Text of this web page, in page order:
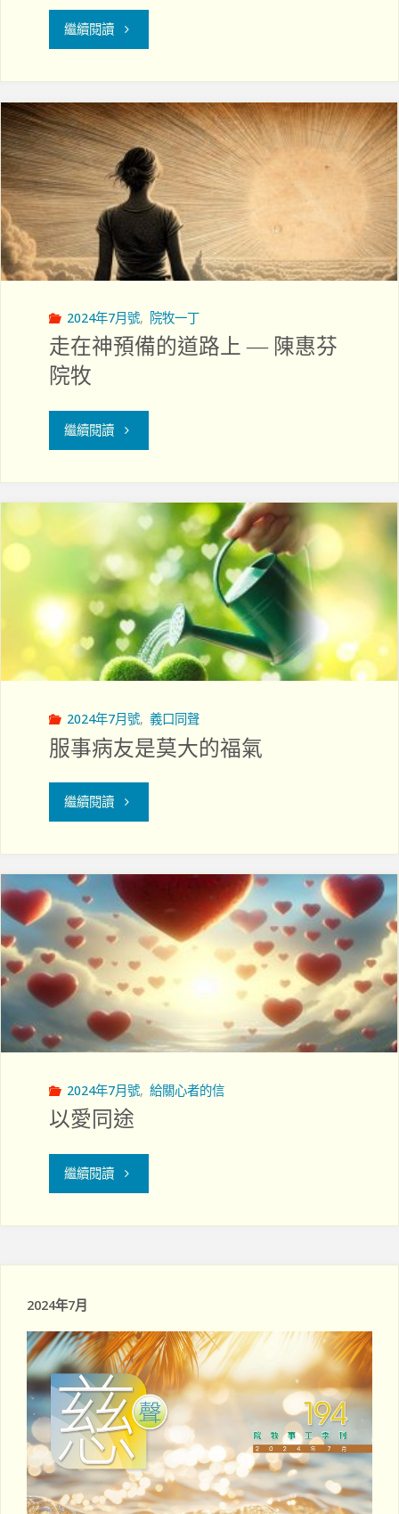
作"
繼續閱讀"第
屆
「心
靈
關
顧
床
導
證
課
程」"
2024年7月號, 院牧一丁
走在神預備的道路上 — 陳惠芬
院牧
繼續閱讀"走
神
預
備
的
道
上
陳
芬
院
牧"
2024年7月號, 義口同聲
服事病友是莫大的福氣
繼續閱讀"服
病
友
莫
大
福
2024年7月號, 給關心者的信
以愛同途
繼續閱讀"以
2024年7月